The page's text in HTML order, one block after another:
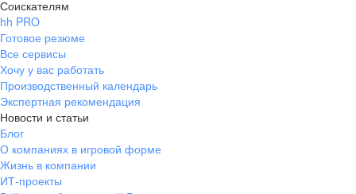
Соискателям
hh PRO
Готовое резюме
Все сервисы
Хочу у вас работать
Производственный календарь
Экспертная рекомендация
Новости и статьи
Блог
О компаниях в игровой форме
Жизнь в компании
ИТ-проекты